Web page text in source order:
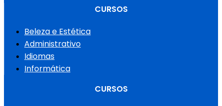
CURSOS
Beleza e Estética
Administrativo
Idiomas
Informática
CURSOS